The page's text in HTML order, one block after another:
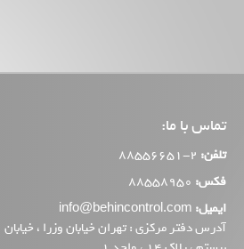
تماس با ما:
تلفن:
فکس:
ایمیل: info@behincontrol.com
آدرس دفتر مرکزی : تهران خیابان وزرا ، خیابان